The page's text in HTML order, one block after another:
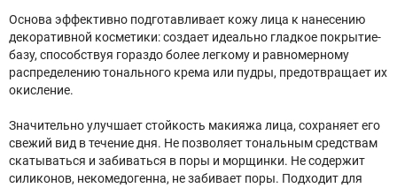
Основа эффективно подготавливает кожу лица к нанесению
декоративной косметики: создает идеально гладкое покрытие-
базу, способствуя гораздо более легкому и равномерному
распределению тонального крема или пудры, предотвращает их
окисление.
Значительно улучшает стойкость макияжа лица, сохраняет его
свежий вид в течение дня. Не позволяет тональным средствам
скатываться и забиваться в поры и морщинки. Не содержит
силиконов, некомедогенна, не забивает поры. Подходит для